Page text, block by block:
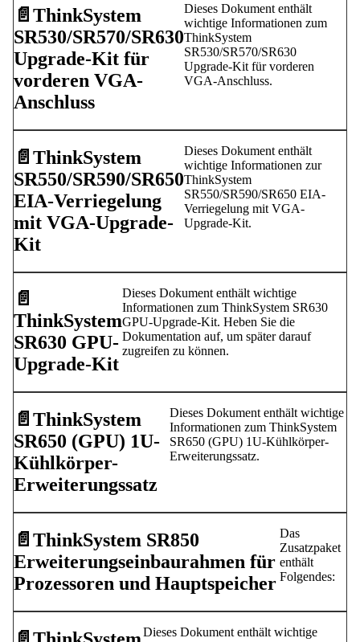
📄️ ThinkSystem
SR530/SR570/SR630
Upgrade-Kit für
vorderen VGA-
Anschluss
Dieses Dokument enthält
wichtige Informationen zum
ThinkSystem
SR530/SR570/SR630
Upgrade-Kit für vorderen
VGA-Anschluss.
📄️ ThinkSystem
SR550/SR590/SR650
EIA-Verriegelung
mit VGA-Upgrade-
Kit
Dieses Dokument enthält
wichtige Informationen zur
ThinkSystem
SR550/SR590/SR650 EIA-
Verriegelung mit VGA-
Upgrade-Kit.
📄️
ThinkSystem
SR630 GPU-
Upgrade-Kit
Dieses Dokument enthält wichtige
Informationen zum ThinkSystem SR630
GPU-Upgrade-Kit. Heben Sie die
Dokumentation auf, um später darauf
zugreifen zu können.
📄️ ThinkSystem
SR650 (GPU) 1U-
Kühlkörper-
Erweiterungssatz
Dieses Dokument enthält wichtige
Informationen zum ThinkSystem
SR650 (GPU) 1U-Kühlkörper-
Erweiterungssatz.
📄️ ThinkSystem SR850
Erweiterungseinbaurahmen für
Prozessoren und Hauptspeicher
Das
Zusatzpaket
enthält
Folgendes:
Dieses Dokument enthält wichtige